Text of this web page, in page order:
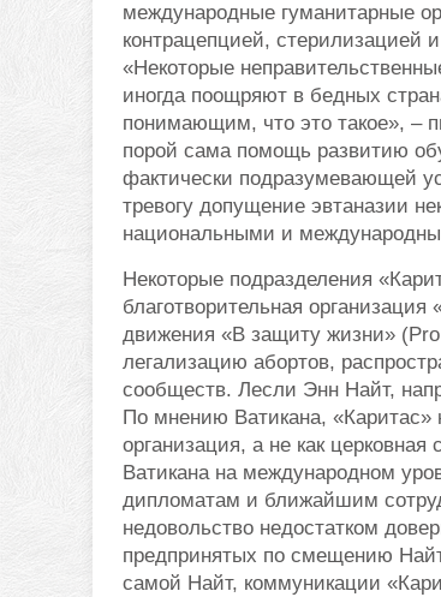
международные гуманитарные
контрацепцией, стерилизацией
«Некоторые
иногда поощряют в бедных
понимающим, что это такое», –
порой сама помощь развитию
фактически подразумевающей
тревогу допущение эвтаназии
национальными и
Некоторые подразделения
благотворительная
движения «В защиту жизни»
легализацию абортов,
сообществ. Лесли Энн Найт,
По мнению Ватикана, «Каритас»
организация, а не как церковная
Ватикана на международном
дипломатам и ближайшим
недовольство недостатком
предпринятых по смещению
самой Найт, коммуникации